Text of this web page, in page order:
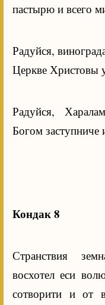
пастырю и всего
Радуйся,
Церкве Христовы
Радуйся,
Богом
Кондак 8
Странствия
восхотел еси
сотворити и от